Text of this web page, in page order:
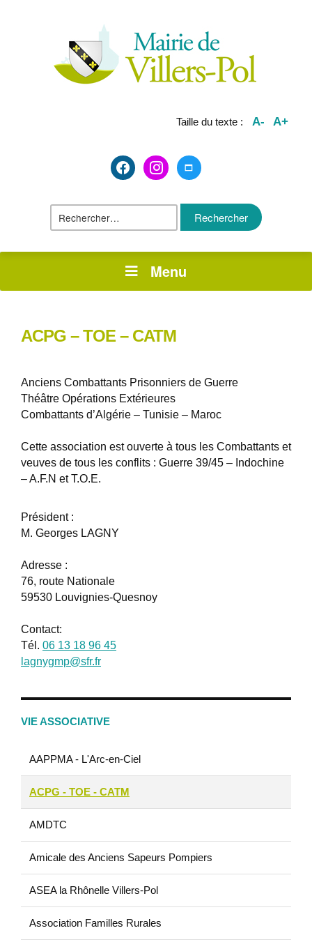
Taille du texte : A- A+
facebook2instagrammaximize
Rechercher :
Menu
ACPG – TOE – CATM
Anciens Combattants Prisonniers de Guerre
Théâtre Opérations Extérieures
Combattants d’Algérie – Tunisie – Maroc
Cette association est ouverte à tous les Combattants et
veuves de tous les conflits : Guerre 39/45 – Indochine
– A.F.N et T.O.E.
Président :
M. Georges LAGNY
Adresse :
76, route Nationale
59530 Louvignies-Quesnoy
Contact:
Tél. 06 13 18 96 45
lagnygmp@sfr.fr
VIE ASSOCIATIVE
AAPPMA - L'Arc-en-Ciel
ACPG - TOE - CATM
AMDTC
Amicale des Anciens Sapeurs Pompiers
ASEA la Rhônelle Villers-Pol
Association Familles Rurales